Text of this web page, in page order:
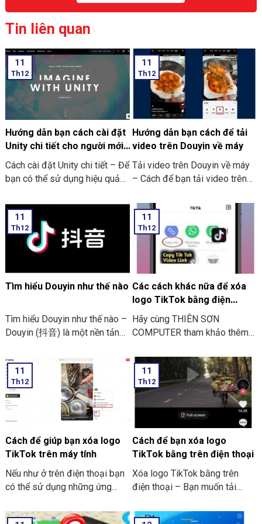
Tin liên quan
11
Th12
Hướng dẫn bạn cách cài đặt
Unity chi tiết cho người mới
bắt đầu
Cách cài đặt Unity chi tiết – Để
bạn có thể sử dụng hiệu quả
cần phải thực hiện tải công cụ
về máy. Rồi sau đó thiết lập
một số yêu cầu cần thiết. Để
Unity có thể hoạt động tốt.
cài đặt Unity:
11
Th12
Hướng dẫn bạn cách để tải
video trên Douyin về máy
Tải video trên Douyin về máy
– Cách để bạn tải video trên
11
Th12
Tìm hiểu Douyin như thế nào
Tìm hiểu Douyin như thế nào –
Douyin (抖音) là một nền tảng
chỉnh sửa thêm hiệu ứng. Có
tính năng ghép nhạc vô cùng
vui nhộn. Nó được ra đời vào
tháng 09/2016. Nó được công
ty công nghệ ByteDance phát
đã có mặt ở trên 2 hệ điều
hành là iOS và Android.
11
Th12
Các cách khác nữa để xóa
logo TikTok bằng điện
thoại.
Hãy cùng THIÊN SƠN
COMPUTER tham khảo thêm
TikTok bằng điện thoại nhé.
11
Th12
Cách để giúp bạn xóa logo
TikTok trên máy tính
Nếu như ở trên điện thoại bạn
có thể sử dụng những ứng
trên PC và laptop thì bạn có
11
Th12
Cách để bạn xóa logo
TikTok bằng trên điện thoại
Xóa logo TikTok bằng trên
điện thoại – Bạn muốn tải
chiếc điện thoại. Nhưng bạn